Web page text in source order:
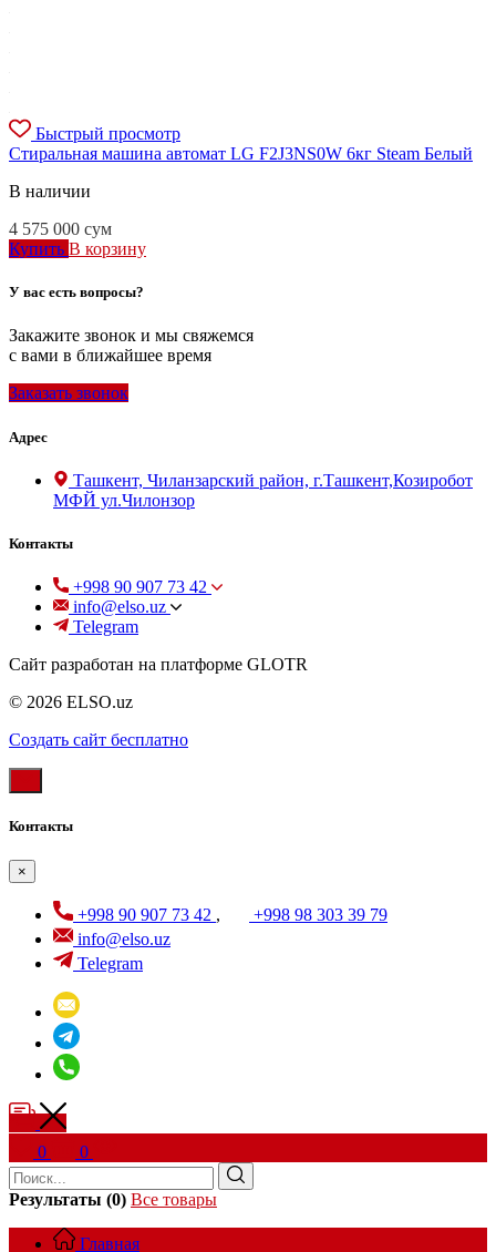
Быстрый просмотр
Стиральная машина автомат LG F2J3NS0W 6кг Steam Белый
В наличии
4 575 000 сум
Купить В корзину
У вас есть вопросы?
Закажите звонок и мы свяжемся
с вами в ближайшее время
Заказать звонок
Адрес
Ташкент, Чиланзарский район, г.Ташкент,Козиробот
МФЙ ул.Чилонзор
Контакты
+998 90 907 73 42
info@elso.uz
Telegram
Сайт разработан на платформе GLOTR
© 2026 ELSO.uz
Создать cайт бесплатно
Контакты
×
+998 90 907 73 42 ,
+998 98 303 39 79
info@elso.uz
Telegram
0 0
Результаты (0) Все товары
Главная